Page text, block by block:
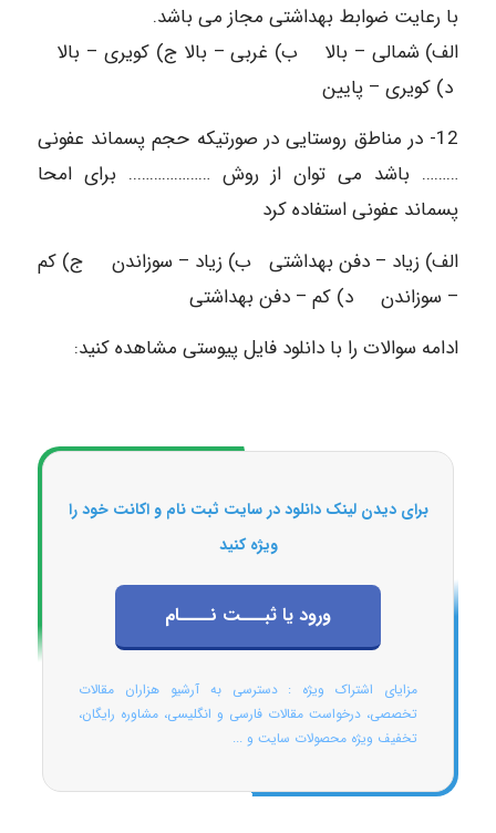
با رعایت ضوابط بهداشتی مجاز می باشد.
الف) شمالی – بالا ب) غربی – بالا ج) کویری – بالا
د) کویری – پایین
12- در مناطق روستایی در صورتیکه حجم پسماند عفونی
……… باشد می توان از روش ……………….. برای امحا
پسماند عفونی استفاده کرد
الف) زیاد – دفن بهداشتی ب) زیاد – سوزاندن ج) کم
– سوزاندن د) کم – دفن بهداشتی
ادامه سوالات را با دانلود فایل پیوستی مشاهده کنید:
برای دیدن لینک دانلود در سایت ثبت نام و اکانت خود را
ویژه کنید
ورود یا ثبـــت نــــام
مزایای اشتراک ویژه : دسترسی به آرشیو هزاران مقالات
تخصصی، درخواست مقالات فارسی و انگلیسی، مشاوره رایگان،
تخفیف ویژه محصولات سایت و ...